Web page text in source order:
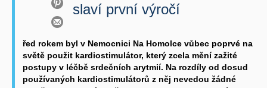
slaví první výročí
řed rokem byl v Nemocnici Na Homolce vůbec poprvé na
světě použit kardiostimulátor, který zcela mění zažité
postupy v léčbě srdečních arytmií. Na rozdíly od dosud
používaných kardiostimulátorů z něj nevedou žádné